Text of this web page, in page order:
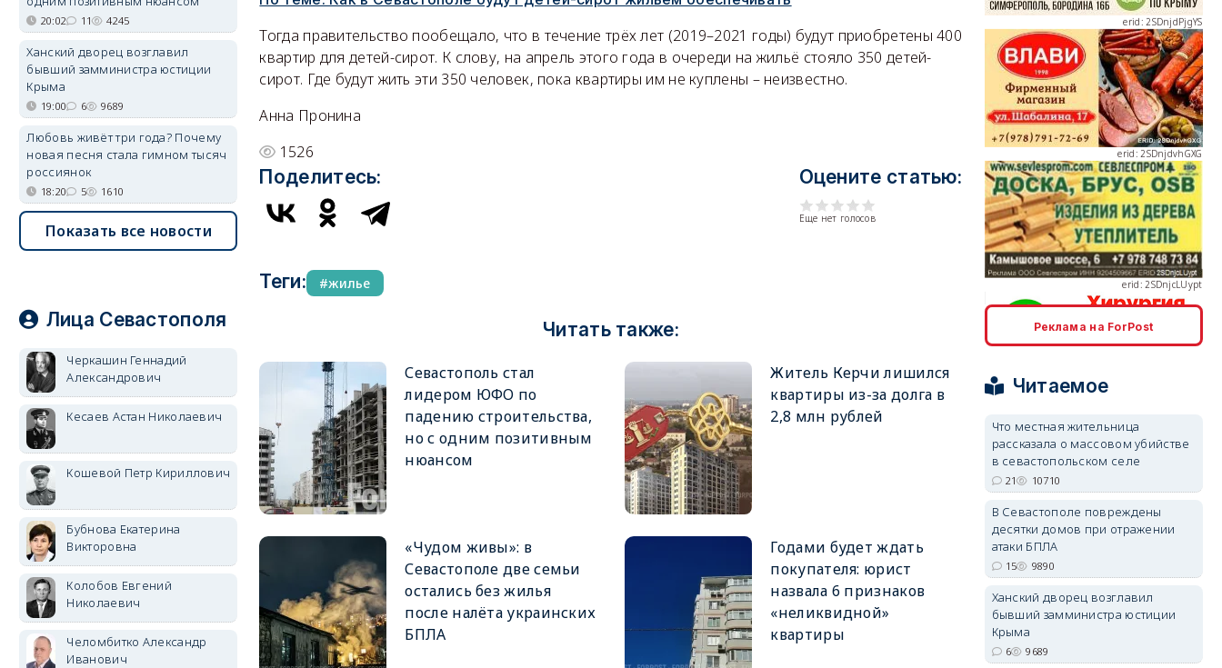
Тогда правительство пообещало, что в течение трёх лет (2019–2021 годы) будут приобретены 400
квартир для детей-сирот. К слову, на апрель этого года в очереди на жильё стояло 350 детей-
сирот. Где будут жить эти 350 человек, пока квартиры им не куплены – неизвестно.
Анна Пронина
1526
Поделитесь: Оцените статью:
Еще нет голосов
Теги: жилье
Читать также:
Севастополь стал
лидером ЮФО по
падению строительства,
но с одним позитивным
нюансом
Житель Керчи лишился
квартиры из-за долга в
2,8 млн рублей
«Чудом живы»: в
Севастополе две семьи
остались без жилья
после налёта украинских
БПЛА
Годами будет ждать
покупателя: юрист
назвала 6 признаков
«неликвидной»
квартиры
20:02 11 4245
Ханский дворец возглавил
бывший замминистра юстиции
Крыма
19:00 6 9689
Любовь живёт три года? Почему
новая песня стала гимном тысяч
россиянок
18:20 5 1610
Показать все новости
Лица Севастополя
Черкашин Геннадий
Александрович
Кесаев Астан Николаевич
Кошевой Петр Кириллович
Бубнова Екатерина
Викторовна
Колобов Евгений
Николаевич
Челомбитко Александр
Иванович
erid: 2SDnjdvhGXG
erid: 2SDnjcLUypt
erid: 2SDnjcrDNw6
Реклама на ForPost
Читаемое
Что местная жительница
рассказала о массовом убийстве
в севастопольском селе
21 10710
В Севастополе повреждены
десятки домов при отражении
атаки БПЛА
15 9890
Ханский дворец возглавил
бывший замминистра юстиции
Крыма
6 9689